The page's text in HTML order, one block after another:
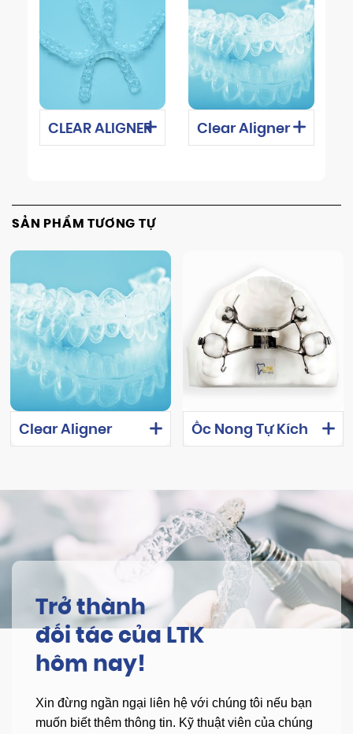
CLEAR ALIGNER Clear Aligner
SẢN PHẨM TƯƠNG TỰ
Clear Aligner
Ốc Nong Tự Kích
Hoạt Leone
Trở thành
đối tác của LTK
hôm nay!
Xin đừng ngần ngại liên hệ với chúng tôi nếu bạn
muốn biết thêm thông tin. Kỹ thuật viên của chúng